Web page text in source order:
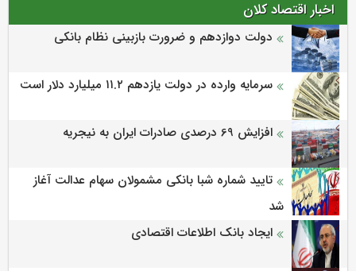
اخبار اقتصاد کلان
دولت دوازدهم و ضرورت بازبینی نظام بانکی
سرمایه وارده در دولت یازدهم ۱۱.۲ میلیارد دلار است
افزایش 69 درصدی صادرات ایران به نیجریه
تایید شماره شبا بانکی مشمولان سهام عدالت آغاز
شد
ایجاد بانک اطلاعات اقتصادی